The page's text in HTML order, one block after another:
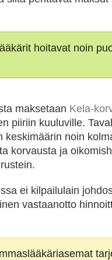
hoitavat noin
maksetaan Kela-
piiriin kuuluville.
keskimäärin noin
korvausta ja
ei kilpailulain
vastaanotto